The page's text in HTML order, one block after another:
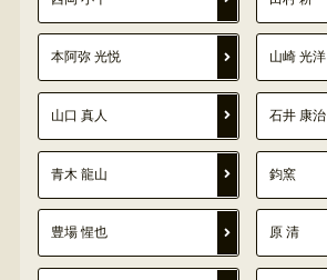
本阿弥 光悦 山崎 光洋
山口 真人 石井 康治
青木 龍山 鈞窯
豊場 惺也 原 清